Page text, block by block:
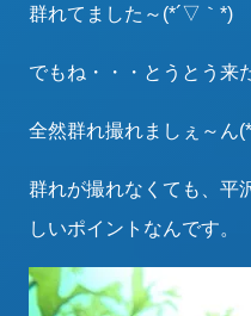
群れてました～(*´▽｀*)
でもね・・・とうとう来
全然群れ撮れましぇ～ん
群れが撮れなくても、平
しいポイントなんです。